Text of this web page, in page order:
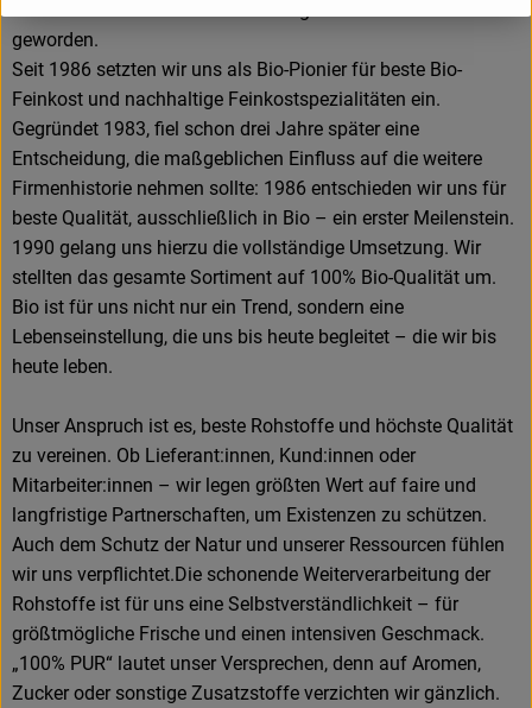
geworden.
Seit 1986 setzten wir uns als Bio-Pionier für beste Bio-
Feinkost und nachhaltige Feinkostspezialitäten ein.
Gegründet 1983, fiel schon drei Jahre später eine
Entscheidung, die maßgeblichen Einfluss auf die weitere
Firmenhistorie nehmen sollte: 1986 entschieden wir uns für
beste Qualität, ausschließlich in Bio – ein erster Meilenstein.
1990 gelang uns hierzu die vollständige Umsetzung. Wir
stellten das gesamte Sortiment auf 100% Bio-Qualität um.
Bio ist für uns nicht nur ein Trend, sondern eine
Lebenseinstellung, die uns bis heute begleitet – die wir bis
heute leben.
Unser Anspruch ist es, beste Rohstoffe und höchste Qualität
zu vereinen. Ob Lieferant:innen, Kund:innen oder
Mitarbeiter:innen – wir legen größten Wert auf faire und
langfristige Partnerschaften, um Existenzen zu schützen.
Auch dem Schutz der Natur und unserer Ressourcen fühlen
wir uns verpflichtet.Die schonende Weiterverarbeitung der
Rohstoffe ist für uns eine Selbstverständlichkeit – für
größtmögliche Frische und einen intensiven Geschmack.
„100% PUR“ lautet unser Versprechen, denn auf Aromen,
Zucker oder sonstige Zusatzstoffe verzichten wir gänzlich.